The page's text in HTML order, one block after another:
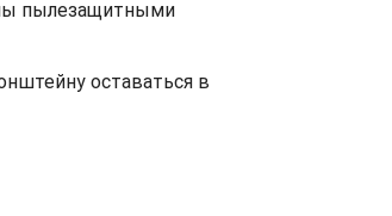
пылезащитными
оставаться в